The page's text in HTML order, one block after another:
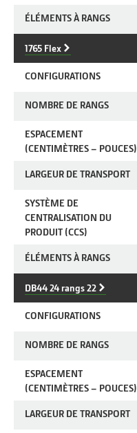
ÉLÉMENTS À RANGS
1765 Flex
CONFIGURATIONS
NOMBRE DE RANGS
ESPACEMENT
(CENTIMÈTRES – POUCES)
LARGEUR DE TRANSPORT
SYSTÈME DE
CENTRALISATION DU
PRODUIT (CCS)
ÉLÉMENTS À RANGS
DB44 24 rangs 22
CONFIGURATIONS
NOMBRE DE RANGS
ESPACEMENT
(CENTIMÈTRES – POUCES)
LARGEUR DE TRANSPORT